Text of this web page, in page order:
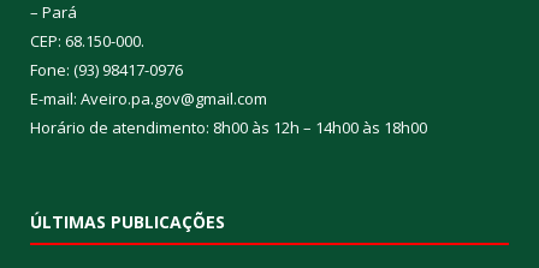
– Pará
CEP: 68.150-000.
Fone: (93) 98417-0976
E-mail: Aveiro.pa.gov@gmail.com
Horário de atendimento: 8h00 às 12h – 14h00 às 18h00
ÚLTIMAS PUBLICAÇÕES